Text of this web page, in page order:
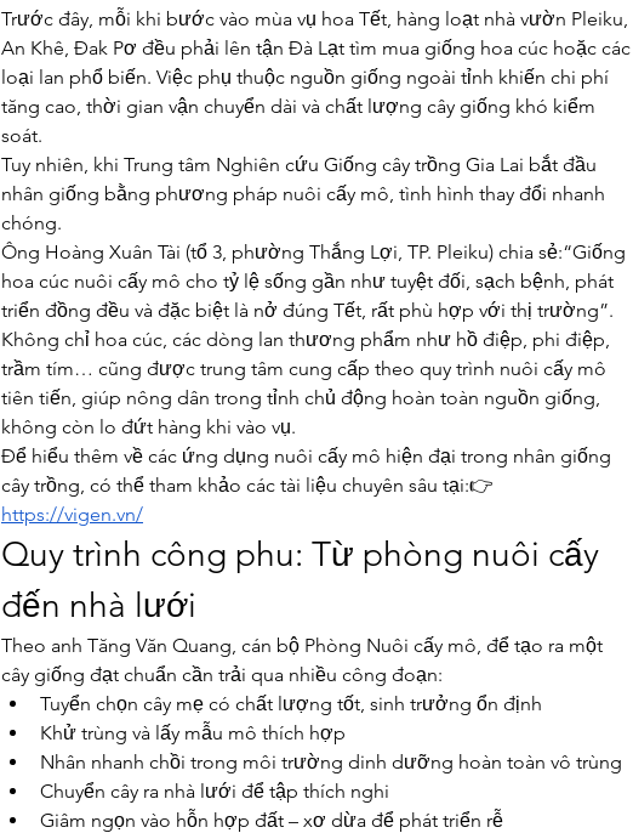
Trước đây, mỗi khi bước vào mùa vụ hoa Tết, hàng loạt nhà vườn Pleiku,
An Khê, Đak Pơ đều phải lên tận Đà Lạt tìm mua giống hoa cúc hoặc các
loại lan phổ biến. Việc phụ thuộc nguồn giống ngoài tỉnh khiến chi phí
tăng cao, thời gian vận chuyển dài và chất lượng cây giống khó kiểm
soát.
Tuy nhiên, khi Trung tâm Nghiên cứu Giống cây trồng Gia Lai bắt đầu
nhân giống bằng phương pháp nuôi cấy mô, tình hình thay đổi nhanh
chóng.
Ông Hoàng Xuân Tài (tổ 3, phường Thắng Lợi, TP. Pleiku) chia sẻ:“Giống
hoa cúc nuôi cấy mô cho tỷ lệ sống gần như tuyệt đối, sạch bệnh, phát
triển đồng đều và đặc biệt là nở đúng Tết, rất phù hợp với thị trường”.
Không chỉ hoa cúc, các dòng lan thương phẩm như hồ điệp, phi điệp,
trầm tím… cũng được trung tâm cung cấp theo quy trình nuôi cấy mô
tiên tiến, giúp nông dân trong tỉnh chủ động hoàn toàn nguồn giống,
không còn lo đứt hàng khi vào vụ.
Để hiểu thêm về các ứng dụng nuôi cấy mô hiện đại trong nhân giống
https://vigen.vn/
Quy trình công phu: Từ phòng nuôi cấy
đến nhà lưới
Theo anh Tăng Văn Quang, cán bộ Phòng Nuôi cấy mô, để tạo ra một
cây giống đạt chuẩn cần trải qua nhiều công đoạn:
Tuyển chọn cây mẹ có chất lượng tốt, sinh trưởng ổn định
Khử trùng và lấy mẫu mô thích hợp
Nhân nhanh chồi trong môi trường dinh dưỡng hoàn toàn vô trùng
Chuyển cây ra nhà lưới để tập thích nghi
Giâm ngọn vào hỗn hợp đất – xơ dừa để phát triển rễ